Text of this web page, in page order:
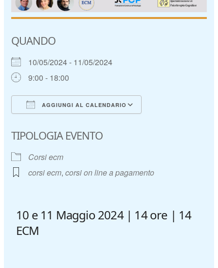
QUANDO
10/05/2024 - 11/05/2024
9:00 - 18:00
AGGIUNGI AL CALENDARIO
TIPOLOGIA EVENTO
Corsi ecm
corsi ecm,corsi on line a pagamento
10 e 11 Maggio 2024 | 14 ore | 14
ECM